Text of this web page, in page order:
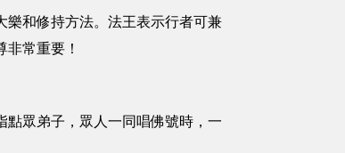
樂和修持方法。法王表示行者可兼
常重要！
點眾弟子，眾人一同唱佛號時，一